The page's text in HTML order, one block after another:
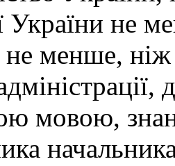
України не
не менше,
мовою,